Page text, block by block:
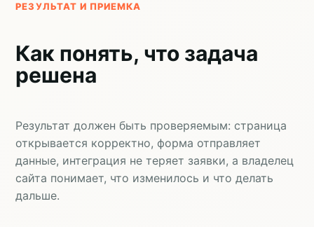
РЕЗУЛЬТАТ И ПРИЕМКА
Как понять, что задача
решена
Результат должен быть проверяемым: страница
открывается корректно, форма отправляет
данные, интеграция не теряет заявки, а владелец
сайта понимает, что изменилось и что делать
дальше.